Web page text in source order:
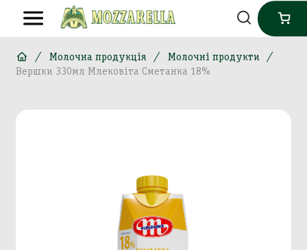
Молочна продукція
Молочні продукти
Вершки 330мл Млековіта Сметанка 18%